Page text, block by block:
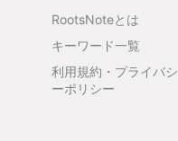
RootsNoteとは
キーワード一覧
利用規約・プライバシ
ーポリシー